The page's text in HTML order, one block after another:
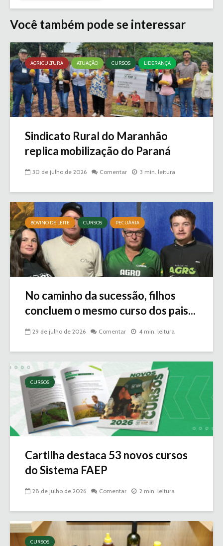
Você também pode se interessar
AGRICULTURA ATUAÇÃO CURSOS LIDERANÇA
Sindicato Rural do Maranhão
replica mobilização do Paraná
30 de julho de 2026 Comentar 3 min. leitura
BOVINO DE LEITE CURSOS PECUÁRIA
No caminho da sucessão, filhos
concluem o mesmo curso dos pais...
29 de julho de 2026 Comentar 4 min. leitura
CURSOS
Cartilha destaca 53 novos cursos
do Sistema FAEP
28 de julho de 2026 Comentar 2 min. leitura
CURSOS